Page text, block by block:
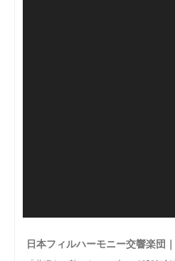
日本フィルハーモニー交響楽団